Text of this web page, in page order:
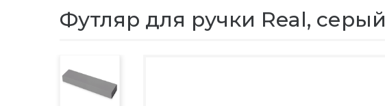
Футляр для ручки Real, серый